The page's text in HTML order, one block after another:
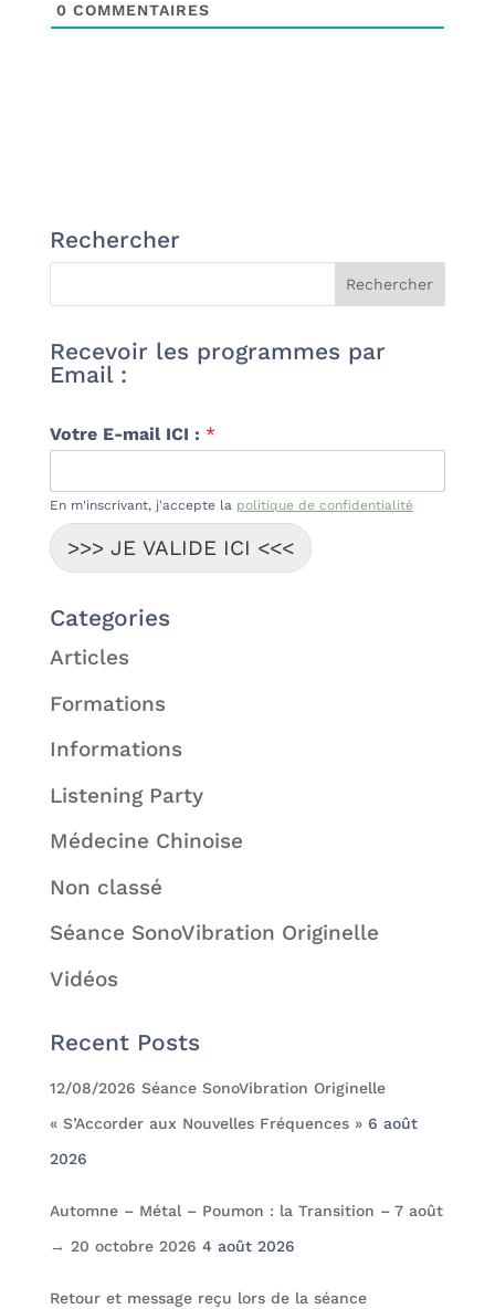
0 COMMENTAIRES
Rechercher
Recevoir les programmes par
Email :
Votre E-mail ICI : *
En m'inscrivant, j'accepte la politique de confidentialité
>>> JE VALIDE ICI <<<
Categories
Articles
Formations
Informations
Listening Party
Médecine Chinoise
Non classé
Séance SonoVibration Originelle
Vidéos
Recent Posts
12/08/2026 Séance SonoVibration Originelle
« S’Accorder aux Nouvelles Fréquences » 6 août
2026
Automne – Métal – Poumon : la Transition – 7 août
→ 20 octobre 2026 4 août 2026
Retour et message reçu lors de la séance